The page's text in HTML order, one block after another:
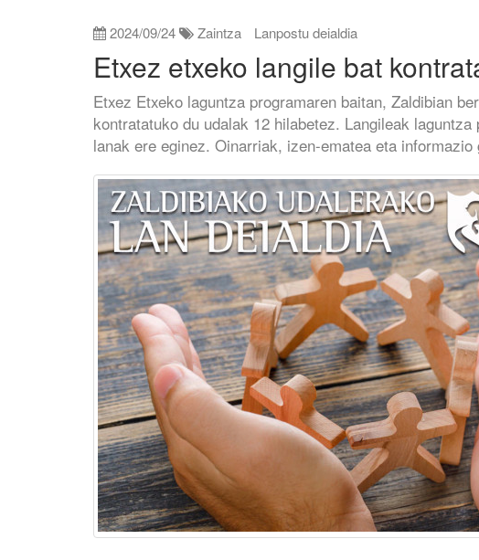
2024/09/24 Zaintza Lanpostu deialdia
Etxez etxeko langile bat
Etxez Etxeko laguntza programaren baitan, Zaldibian
kontratatuko du udalak 12 hilabetez. Langileak
lanak ere eginez. Oinarriak, izen-ematea eta